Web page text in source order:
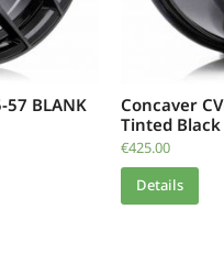
57 BLANK
Concaver
Tinted Black
€425.00
Details